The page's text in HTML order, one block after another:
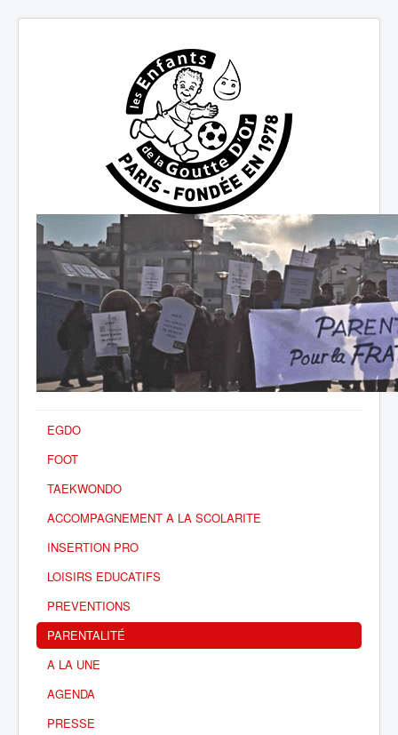
EGDO
FOOT
TAEKWONDO
ACCOMPAGNEMENT A LA SCOLARITE
INSERTION PRO
LOISIRS EDUCATIFS
PREVENTIONS
PARENTALITÉ
A LA UNE
AGENDA
PRESSE